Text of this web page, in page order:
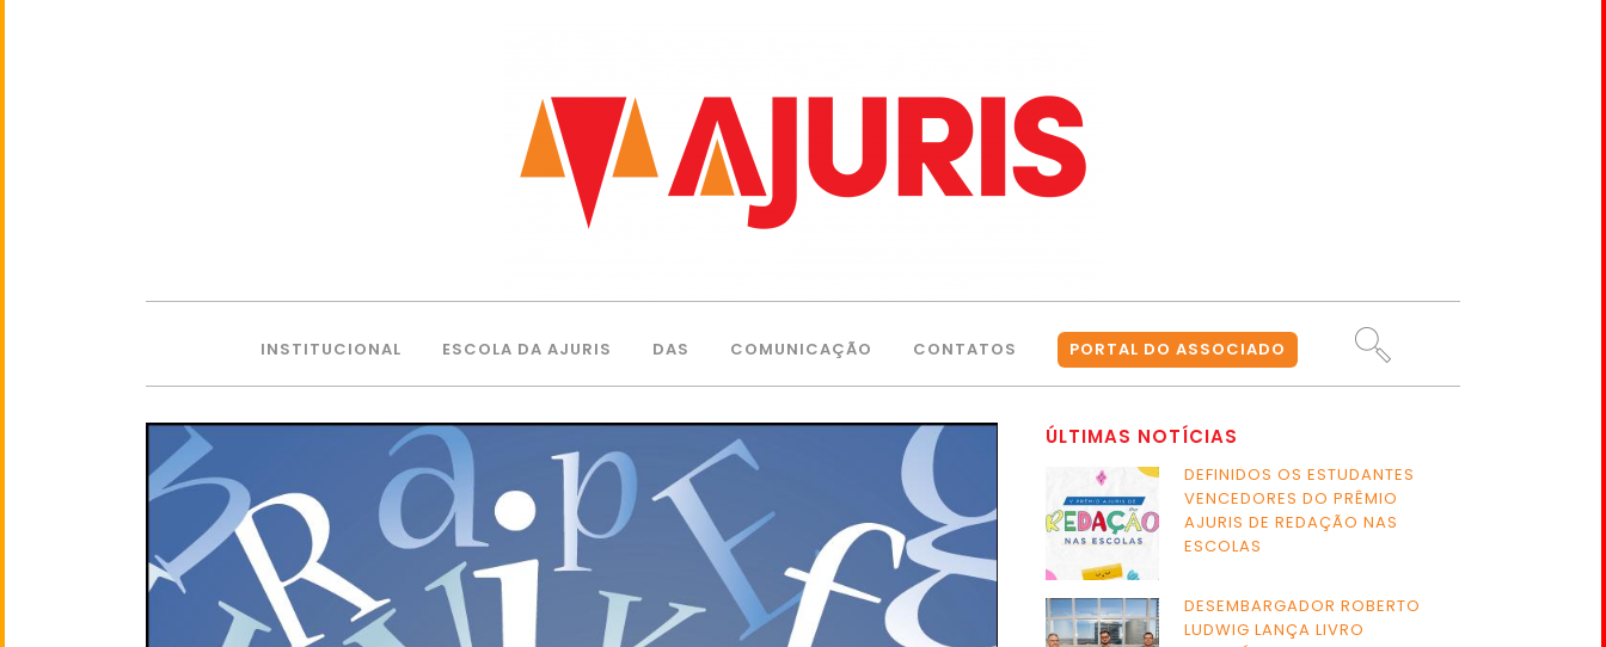
INSTITUCIONAL ESCOLA DA AJURIS DAS COMUNICAÇÃO CONTATOS PORTAL DO ASSOCIADO
ÚLTIMAS NOTÍCIAS
DEFINIDOS OS ESTUDANTES
VENCEDORES DO PRÊMIO
AJURIS DE REDAÇÃO NAS
ESCOLAS
DESEMBARGADOR ROBERTO
LUDWIG LANÇA LIVRO